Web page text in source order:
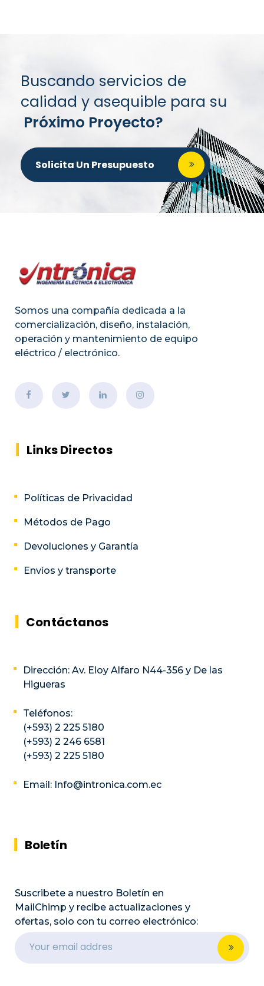
Buscando servicios de
calidad y asequible para su
Próximo Proyecto?
Solicita Un Presupuesto
Somos una compañía dedicada a la
comercialización, diseño, instalación,
operación y mantenimiento de equipo
eléctrico / electrónico.
Links Directos
Políticas de Privacidad
Métodos de Pago
Devoluciones y Garantía
Envíos y transporte
Contáctanos
Dirección: Av. Eloy Alfaro N44-356 y De las
Higueras
Teléfonos:
(+593) 2 225 5180
(+593) 2 246 6581
(+593) 2 225 5180
Email: Info@intronica.com.ec
Boletín
Suscribete a nuestro Boletín en
MailChimp y recibe actualizaciones y
ofertas, solo con tu correo electrónico: